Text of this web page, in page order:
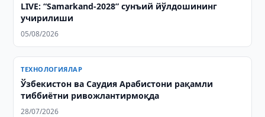
LIVE: “Samarkand-2028” сунъий йўлдошининг
учирилиши
05/08/2026
ТЕХНОЛОГИЯЛАР
Ўзбекистон ва Саудия Арабистони рақамли
тиббиётни ривожлантирмоқда
28/07/2026